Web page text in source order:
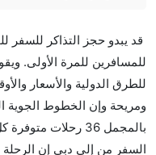
من إلىدبي مما
الطريق،
هل توفر شركات
كثير من خطوط طيران
قد يبدو حجز التذاكر للسفر
للمسافرين للمرة الأولى.
للطرق الدولية والأسعار
بالمجمل 36 رحلات
السفر من إلى دبي إن